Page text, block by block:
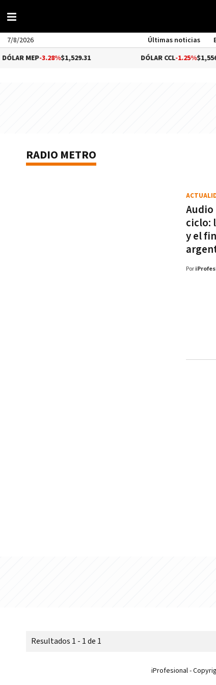
7/8/2026 Últimas noticias
MEP-3.28%$1,529.31 DÓLAR CCL-1.25%
RADIO METRO
Audio
ciclo:
y el
Por
Resultados 1 - 1 de 1
iProfesional -